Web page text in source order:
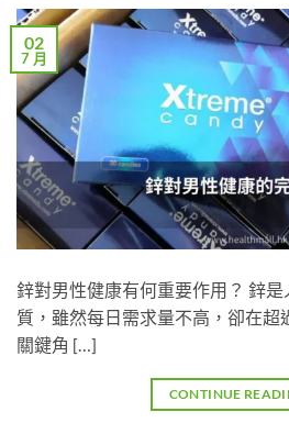
02
7 月
鋅對男性健康有何重要作用？ 鋅
質，雖然每日需求量不高，卻在超
關鍵角 […]
CONTINUE